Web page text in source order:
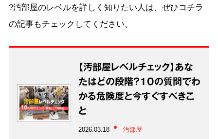
?汚部屋のレベルを詳しく知りたい人は、ぜひコチラ
の記事もチェックしてください。
【汚部屋レベルチェック】あな
たはどの段階？10の質問でわ
かる危険度と今すぐすべきこ
と
2026.03.18 汚部屋